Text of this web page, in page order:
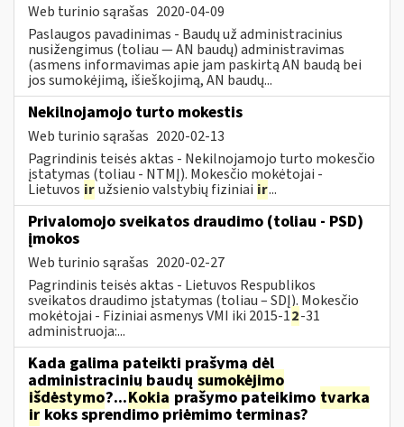
Web turinio sąrašas 2020-04-09
Paslaugos pavadinimas - Baudų už administracinius
nusižengimus (toliau — AN baudų) administravimas
(asmens informavimas apie jam paskirtą AN baudą bei
jos sumokėjimą, išieškojimą, AN baudų...
Nekilnojamojo turto mokestis
Web turinio sąrašas 2020-02-13
Pagrindinis teisės aktas - Nekilnojamojo turto mokesčio
įstatymas (toliau - NTMĮ). Mokesčio mokėtojai -
Lietuvos iružsienio valstybių fiziniai ir...
Privalomojo sveikatos draudimo (toliau - PSD)
įmokos
Web turinio sąrašas 2020-02-27
Pagrindinis teisės aktas - Lietuvos Respublikos
sveikatos draudimo įstatymas (toliau – SDĮ). Mokesčio
mokėtojai - Fiziniai asmenys VMI iki 2015-12-31
administruoja:...
Kada galima pateikti prašymą dėl
administracinių baudų sumokėjimo
išdėstymo?...Kokia prašymo pateikimo tvarka
irkoks sprendimo priėmimo terminas?